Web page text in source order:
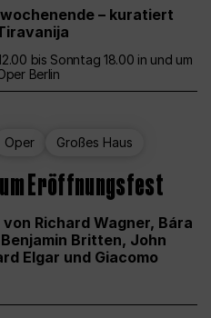
– kuratiert
bis Sonntag 18.00 in und um
Berlin
Oper Großes Haus
Eröffnungsfest
Richard Wagner, Bára
Britten, John
Elgar und Giacomo